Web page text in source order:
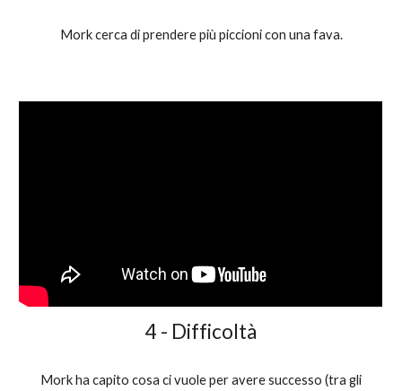
Mork cerca di prendere più piccioni con una fava.
4 - Difficoltà
Mork ha capito cosa ci vuole per avere successo (tra gli